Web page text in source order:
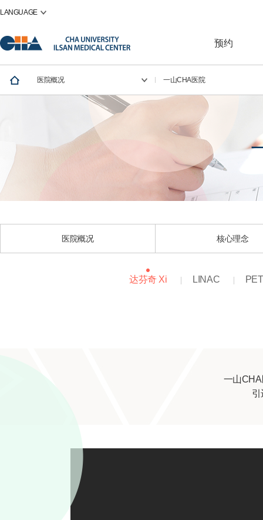
LANGUAGE
预约
医院概况 一山CHA医院
医院概况 核心理念
达芬奇 Xi LINAC
一山